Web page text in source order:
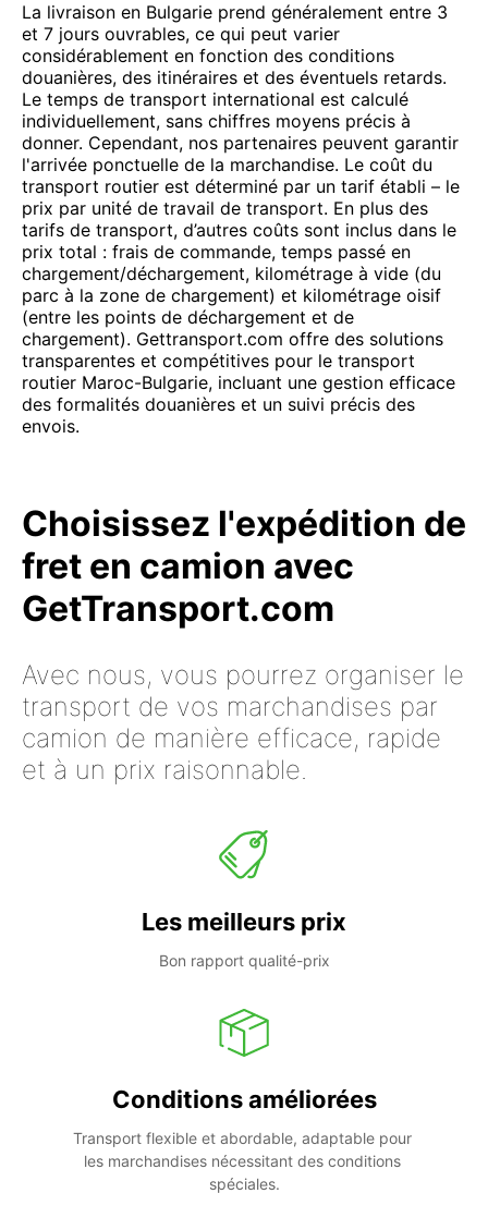
La livraison en Bulgarie prend généralement entre 3
et 7 jours ouvrables, ce qui peut varier
considérablement en fonction des conditions
douanières, des itinéraires et des éventuels retards.
Le temps de transport international est calculé
individuellement, sans chiffres moyens précis à
donner. Cependant, nos partenaires peuvent garantir
l'arrivée ponctuelle de la marchandise. Le coût du
transport routier est déterminé par un tarif établi – le
prix par unité de travail de transport. En plus des
tarifs de transport, d’autres coûts sont inclus dans le
prix total : frais de commande, temps passé en
chargement/déchargement, kilométrage à vide (du
parc à la zone de chargement) et kilométrage oisif
(entre les points de déchargement et de
chargement). Gettransport.com offre des solutions
transparentes et compétitives pour le transport
routier Maroc-Bulgarie, incluant une gestion efficace
des formalités douanières et un suivi précis des
envois.
Choisissez l'expédition de
fret en camion avec
GetTransport.com
Avec nous, vous pourrez organiser le
transport de vos marchandises par
camion de manière efficace, rapide
et à un prix raisonnable.
Les meilleurs prix
Bon rapport qualité-prix
Conditions améliorées
Transport flexible et abordable, adaptable pour
les marchandises nécessitant des conditions
spéciales.